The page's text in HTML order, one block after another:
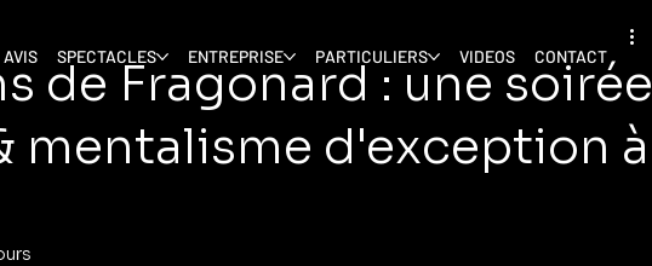
AVIS SPECTACLES ENTREPRISE PARTICULIERS VIDEOS CONTACT
de Fragonard : une soirée
mentalisme d'exception à